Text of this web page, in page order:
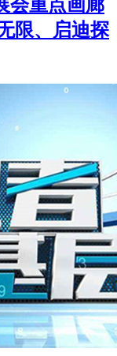
会重点画廊
限、启迪探